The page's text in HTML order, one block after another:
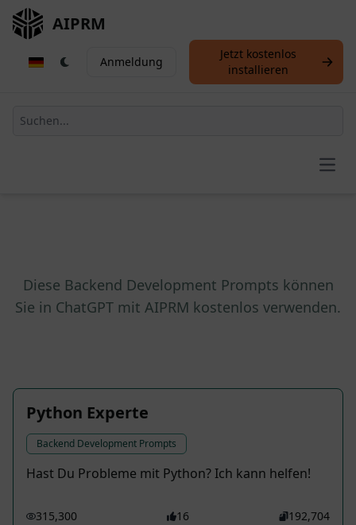
AIPRM
Anmeldung
Jetzt kostenlos
installieren
Diese Backend Development Prompts können
Sie in ChatGPT mit AIPRM kostenlos verwenden.
Python Experte
Backend Development Prompts
Hast Du Probleme mit Python? Ich kann helfen!
315,300 16 192,704